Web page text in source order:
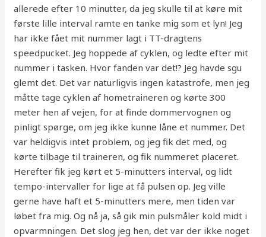
allerede efter 10 minutter, da jeg skulle til at køre mit
første lille interval ramte en tanke mig som et lyn! Jeg
har ikke fået mit nummer lagt i TT-dragtens
speedpucket. Jeg hoppede af cyklen, og ledte efter mit
nummer i tasken. Hvor fanden var det!? Jeg havde sgu
glemt det. Det var naturligvis ingen katastrofe, men jeg
måtte tage cyklen af hometraineren og kørte 300
meter hen af vejen, for at finde dommervognen og
pinligt spørge, om jeg ikke kunne låne et nummer. Det
var heldigvis intet problem, og jeg fik det med, og
kørte tilbage til traineren, og fik nummeret placeret.
Herefter fik jeg kørt et 5-minutters interval, og lidt
tempo-intervaller for lige at få pulsen op. Jeg ville
gerne have haft et 5-minutters mere, men tiden var
løbet fra mig. Og nå ja, så gik min pulsmåler kold midt i
opvarmningen. Det slog jeg hen, det var der ikke noget